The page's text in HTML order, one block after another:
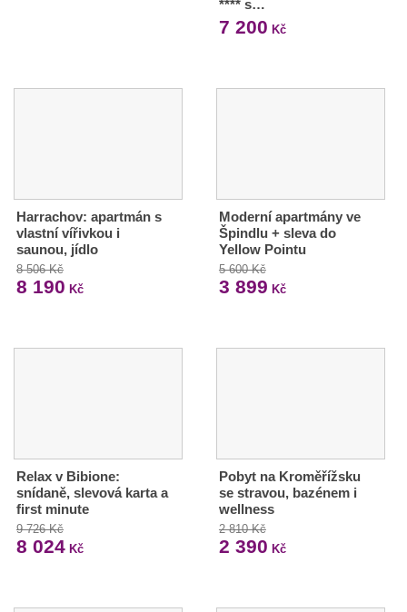
**** s…
7 200 Kč
Harrachov: apartmán s
vlastní vířivkou i
saunou, jídlo
8 506 Kč
8 190 Kč
Moderní apartmány ve
Špindlu + sleva do
Yellow Pointu
5 600 Kč
3 899 Kč
Relax v Bibione:
snídaně, slevová karta a
first minute
9 726 Kč
8 024 Kč
Pobyt na Kroměřížsku
se stravou, bazénem i
wellness
2 810 Kč
2 390 Kč